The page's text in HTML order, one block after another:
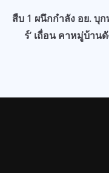
สืบ 1 ผนึกกำลัง อย. บุ
ร์’ เถื่อน คาหมู่บ้าน